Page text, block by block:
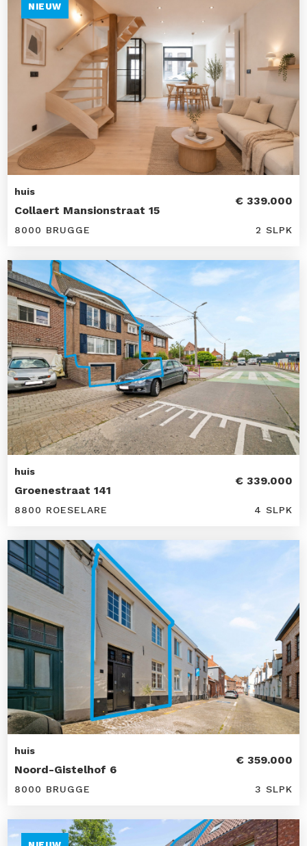
NIEUW
huis
Collaert Mansionstraat 15
€ 339.000
8000 BRUGGE 2 SLPK
huis
Groenestraat 141
€ 339.000
8800 ROESELARE 4 SLPK
huis
Noord-Gistelhof 6
€ 359.000
8000 BRUGGE 3 SLPK